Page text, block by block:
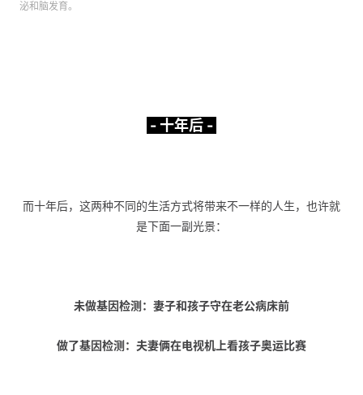
泌和脑发育。
- 十年后 -
而十年后，这两种不同的生活方式将带来不一样的人生，也许就
是下面一副光景：
未做基因检测：妻子和孩子守在老公病床前
做了基因检测：夫妻俩在电视机上看孩子奥运比赛